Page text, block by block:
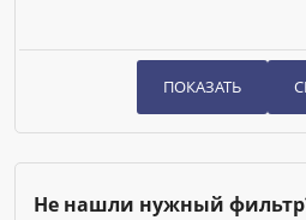
Не нашли нужный